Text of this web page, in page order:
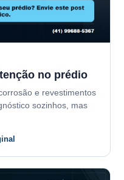
no prédio
e revestimentos
sozinhos, mas